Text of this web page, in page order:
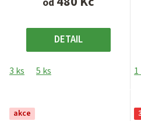
DETAIL
3 ks 5 ks 1
akce